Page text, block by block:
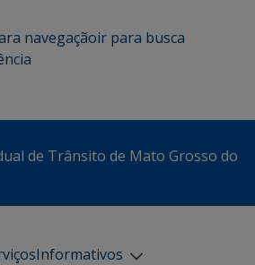
navegaçãoir para busca
de Trânsito de Mato Grosso do
Informativos